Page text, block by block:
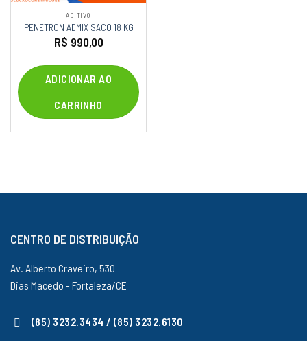
ADITIVO
PENETRON ADMIX SACO 18 KG
R$ 990,00
ADICIONAR AO
CARRINHO
CENTRO DE DISTRIBUIÇÃO
Av. Alberto Craveiro, 530
Dias Macedo - Fortaleza/CE
(85) 3232.3434 / (85) 3232.6130